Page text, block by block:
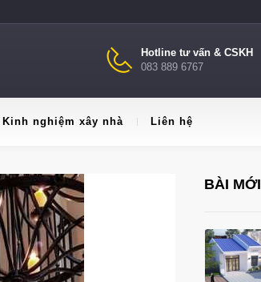
Hotline tư vấn & CSKH
083 889 6767
Kinh nghiệm xây nhà Liên hệ
BÀI MỚI